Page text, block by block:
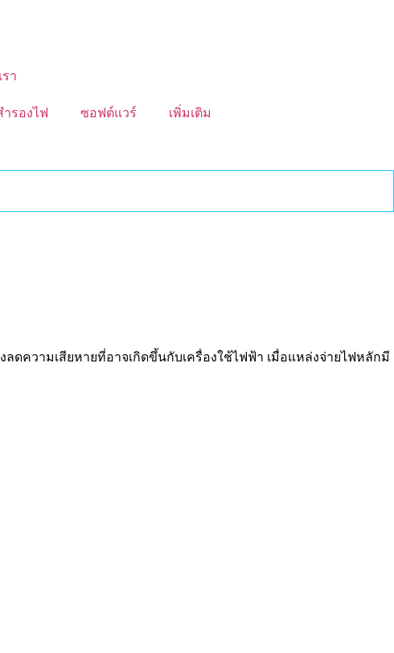
า
ำรองไฟ ซอฟต์แวร์ เพิ่มเติม
ดความเสียหายที่อาจเกิดขึ้นกับเครื่องใช้ไฟฟ้า เมื่อแหล่งจ่ายไฟหลักมี